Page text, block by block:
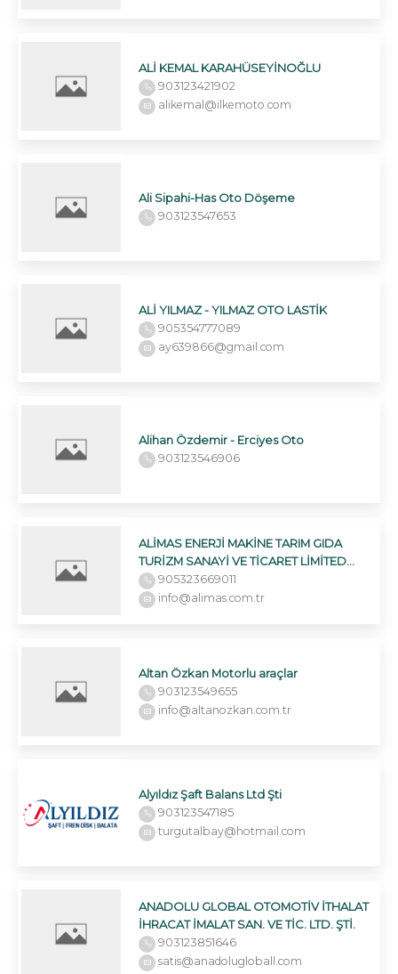
ALİ KEMAL KARAHÜSEYİNOĞLU
903123421902
alikemal@ilkemoto.com
Ali Sipahi-Has Oto Döşeme
903123547653
ALİ YILMAZ - YILMAZ OTO LASTİK
905354777089
ay639866@gmail.com
Alihan Özdemir - Erciyes Oto
903123546906
ALİMAS ENERJİ MAKİNE TARIM GIDA
TURİZM SANAYİ VE TİCARET LİMİTED
ŞİRKETİ
905323669011
info@alimas.com.tr
Altan Özkan Motorlu araçlar
903123549655
info@altanozkan.com.tr
Alyıldız Şaft Balans Ltd Şti
903123547185
turgutalbay@hotmail.com
ANADOLU GLOBAL OTOMOTİV İTHALAT
İHRACAT İMALAT SAN. VE TİC. LTD. ŞTİ.
903123851646
satis@anadolugloball.com